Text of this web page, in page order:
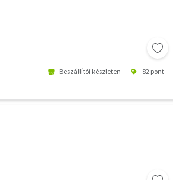
Beszállítói készleten 82 pont